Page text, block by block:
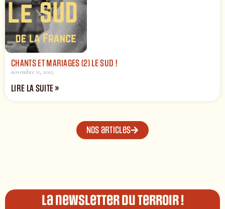
CHANTS ET MARIAGES (2) LE SUD !
novembre 11, 2025
LIRE LA SUITE »
Nos articles
La newsletter du terroir !